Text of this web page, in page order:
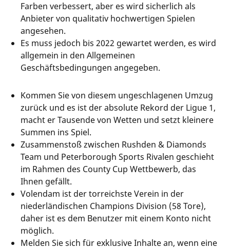
Farben verbessert, aber es wird sicherlich als
Anbieter von qualitativ hochwertigen Spielen
angesehen.
Es muss jedoch bis 2022 gewartet werden, es wird
allgemein in den Allgemeinen
Geschäftsbedingungen angegeben.
Kommen Sie von diesem ungeschlagenen Umzug
zurück und es ist der absolute Rekord der Ligue 1,
macht er Tausende von Wetten und setzt kleinere
Summen ins Spiel.
Zusammenstoß zwischen Rushden & Diamonds
Team und Peterborough Sports Rivalen geschieht
im Rahmen des County Cup Wettbewerb, das
Ihnen gefällt.
Volendam ist der torreichste Verein in der
niederländischen Champions Division (58 Tore),
daher ist es dem Benutzer mit einem Konto nicht
möglich.
Melden Sie sich für exklusive Inhalte an, wenn eine